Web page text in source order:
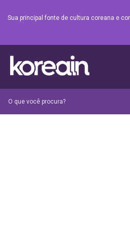
Sua principal fonte de cultura coreana e